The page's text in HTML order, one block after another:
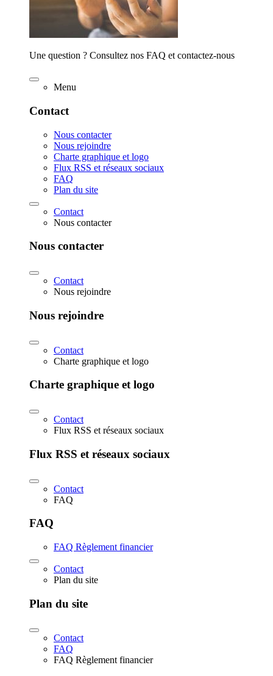
Une question ? Consultez nos FAQ et contactez-nous
Menu
Contact
Nous contacter
Nous rejoindre
Charte graphique et logo
Flux RSS et réseaux sociaux
FAQ
Plan du site
Contact
Nous contacter
Nous contacter
Contact
Nous rejoindre
Nous rejoindre
Contact
Charte graphique et logo
Charte graphique et logo
Contact
Flux RSS et réseaux sociaux
Flux RSS et réseaux sociaux
Contact
FAQ
FAQ
FAQ Règlement financier
Contact
Plan du site
Plan du site
Contact
FAQ
FAQ Règlement financier